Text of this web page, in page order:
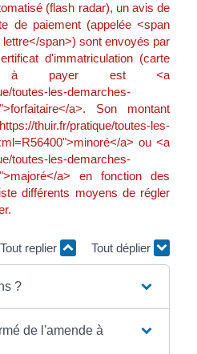
(flash radar), un avis de
de paiement (appelée <span
span>) sont envoyés par
d'immatriculation (carte
à payer est <a
toutes-les-demarches-
a>. Son montant
thuir.fr/pratique/toutes-les-
a> ou <a
toutes-les-demarches-
a> en fonction des
différents moyens de régler
Tout replier Tout déplier
?
de l'amende à